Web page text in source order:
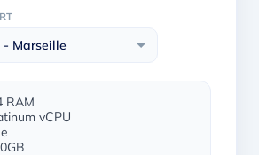
- Marseille
RAM
vCPU